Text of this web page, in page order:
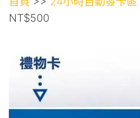
NT$500